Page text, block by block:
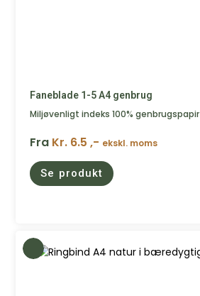
Faneblade 1-5 A4 genbrug
Miljøvenligt indeks 100% genbrugspapir
Fra Kr. 6.5 ,- ekskl. moms
Se produkt